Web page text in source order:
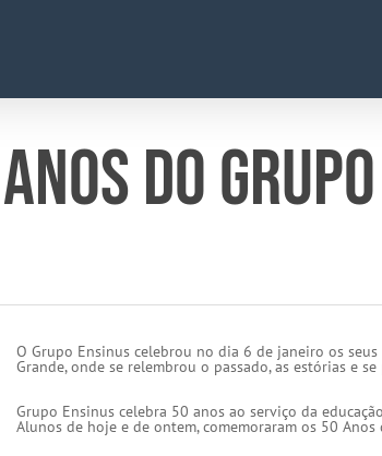
DO
O Grupo Ensinus celebrou no dia 6 de janeiro os seus
Grande, onde se relembrou o passado, as estórias e
Grupo Ensinus celebra 50 anos ao serviço da
Alunos de hoje e de ontem, comemoraram os 50 Anos